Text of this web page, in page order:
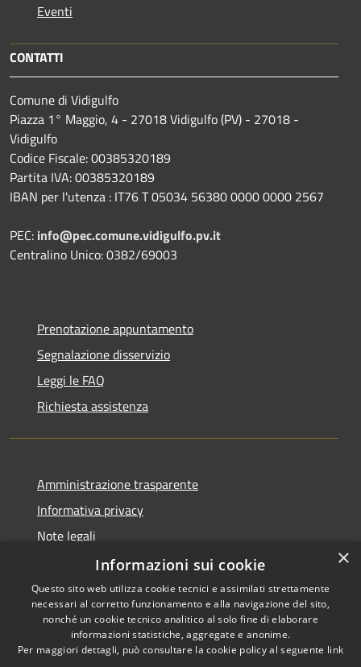
Eventi
CONTATTI
Comune di Vidigulfo
Piazza 1° Maggio, 4 - 27018 Vidigulfo (PV) - 27018 -
Vidigulfo
Codice Fiscale: 00385320189
Partita IVA: 00385320189
IBAN per l'utenza : IT76 T 05034 56380 0000 0000 2567
PEC: info@pec.comune.vidigulfo.pv.it
Centralino Unico: 0382/69003
Prenotazione appuntamento
Segnalazione disservizio
Leggi le FAQ
Richiesta assistenza
Amministrazione trasparente
Informativa privacy
Note legali
Dichiarazione di accessibilità
RSS
Accessibilità
Copyright © 2026 • Comune di
×
Informazioni sui cookie
Questo sito web utilizza cookie tecnici e assimilati strettamente
necessari al corretto funzionamento e alla navigazione del sito,
nonché un cookie tecnico analitico al solo fine di elaborare
informazioni statistiche, aggregate e anonime.
Per maggiori dettagli, può consultare la cookie policy al seguente link